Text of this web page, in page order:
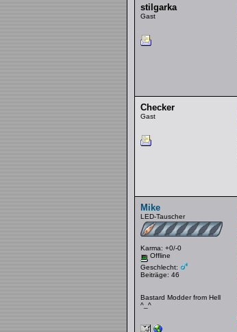
stilgarka
Gast
Checker
Gast
Mike
LED-Tauscher
Karma: +0/-0
Offline
Geschlecht:
Beiträge: 46
Bastard Modder from Hell
^_^